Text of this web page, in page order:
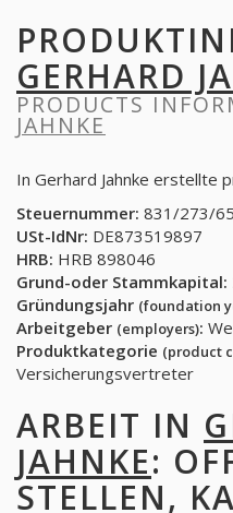
GERHARD
PRODUCTS
JAHNKE
In Gerhard Jahnke erstellte
Steuernummer: 831/273/
USt-IdNr: DE873519897
HRB: HRB 898046
Grund-oder Stammkapital:
Gründungsjahr (foundation
Arbeitgeber (employers):
Produktkategorie (product
Versicherungsvertreter
ARBEIT IN
JAHNKE:
STELLEN,